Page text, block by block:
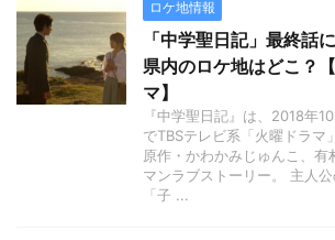
ロケ地情報
「中学聖日記」最終話
県内のロケ地はどこ？
マ】
『中学聖日記』は、2018年
でTBSテレビ系「火曜ドラマ
原作・かわかみじゅんこ、有
マンラブストーリー。 主人
「子 ...